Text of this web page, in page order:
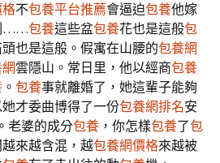
不包養平台推薦會逼迫包養他嫁
……包養這些盆包養花也是這般包
也是這般。假寓在山腰的包養網
雲隱山。常日里，他以經商包養
。 包養事就離婚了，她這輩子能夠
才委曲博得了一份包養網排名安
老婆的成分包養 ，你怎樣包養了包
來越含混，越包養網價格來越被